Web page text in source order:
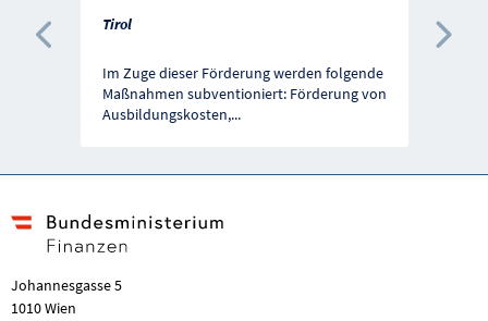
Tirol
Im Zuge dieser Förderung werden folgende
Maßnahmen subventioniert: Förderung von
Ausbildungskosten,...
Vorherige Förderung
Johannesgasse 5
1010 Wien